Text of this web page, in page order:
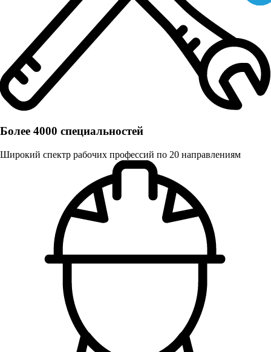
Более 4000 специальностей
Широкий спектр рабочих профессий по 20 направлениям